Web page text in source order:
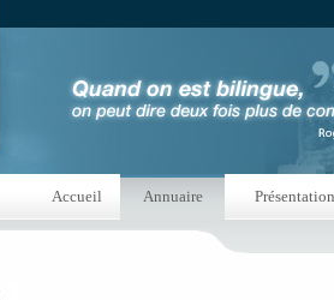
Accueil Annuaire Présentation